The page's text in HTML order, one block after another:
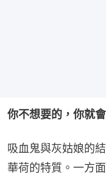
你不想要的，你就
吸血鬼與灰姑娘的
華荷的特質。一方